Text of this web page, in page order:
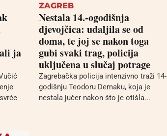
ja
ZAGREB
Nestala 14.-ogodišnja
djevojčica: udaljila se od
doma, te joj se nakon toga
gubi svaki trag, policija
uključena u slučaj potrage
Zagrebačka policija intenzivno traži 14-
godišnju Teodoru Demaku, koja je
nestala jučer nakon što je otišla...